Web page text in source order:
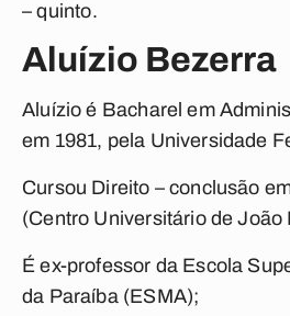
– quinto.
Aluízio Bezerra
Aluízio é Bacharel em
em 1981, pela Universidade
Cursou Direito – conclusão
(Centro Universitário de João
É ex-professor da Escola
da Paraíba (ESMA);